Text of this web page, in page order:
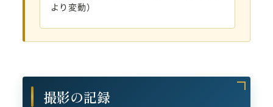
より変動）
撮影の記録